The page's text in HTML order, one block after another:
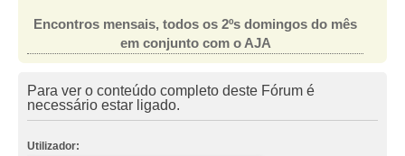
Encontros mensais, todos os 2ºs domingos do mês
em conjunto com o AJA
Para ver o conteúdo completo deste Fórum é
necessário estar ligado.
Utilizador: